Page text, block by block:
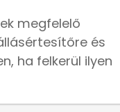
megfelelő
és
ha felkerül ilyen